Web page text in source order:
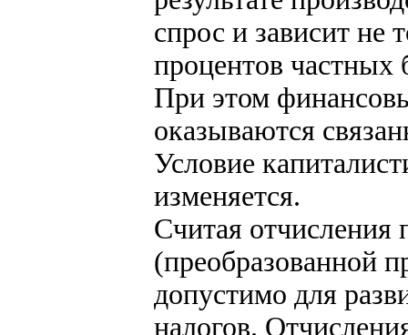
спрос и зависит не
процентов частных
При этом
оказываются
Условие
изменяется.
Считая
(преобразованной
допустимо для
налогов.